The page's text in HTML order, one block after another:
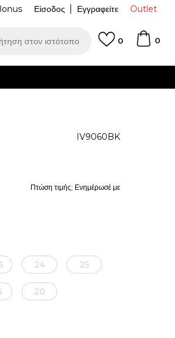
Outlet
Είσοδος Εγγραφείτε
στον ιστότοπο 0
0
IV9060BK
Πτώση τιμής; Ενημέρωσέ με
24 25
20